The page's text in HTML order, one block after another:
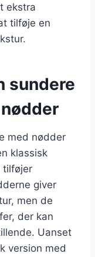
ekstra
tilføje en
sundere
med nødder
klassisk
tilføjer
giver
men de
der kan
Uanset
version med